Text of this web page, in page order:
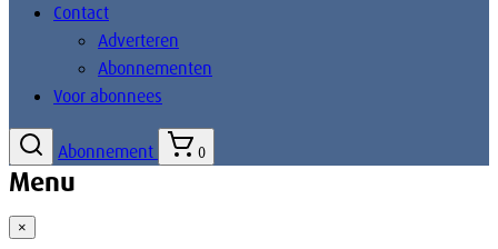
Contact
Adverteren
Abonnementen
Voor abonnees
Abonnement 0
Menu
×